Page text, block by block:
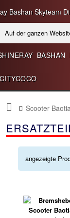
Bashan Skyteam
BASHAN
CITYCOCO
Scooter
angezeigte